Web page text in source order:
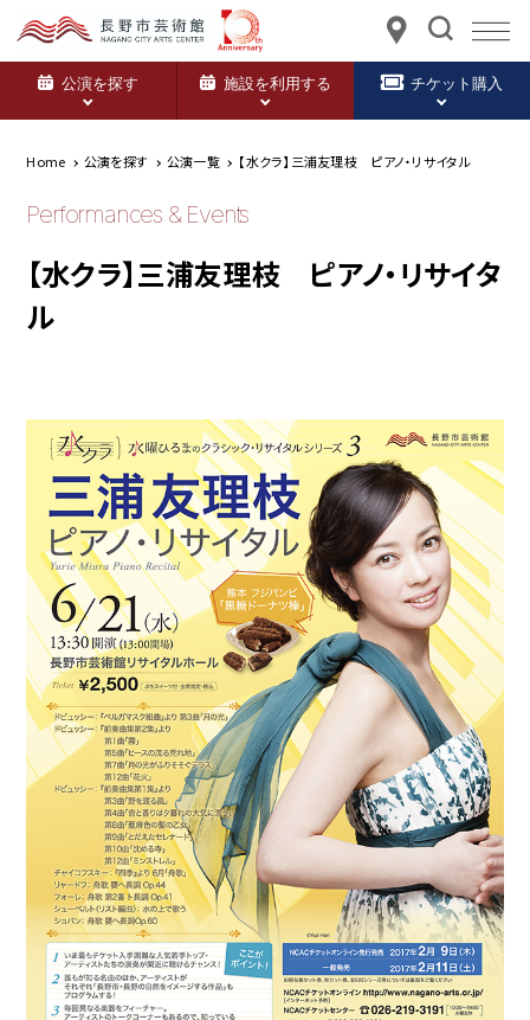
公演を探す 施設を利用する チケット購入
Home 公演を探す 公演一覧 【水クラ】三浦友理枝 ピアノ・リサイタル
Performances & Events
【水クラ】三浦友理枝 ピアノ・リサイタ
ル